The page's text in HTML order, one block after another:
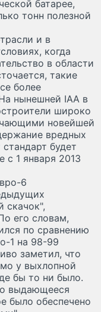
батарее,
тонн полезной
и в
когда
в области
такие
более
нынешней IAA в
широко
новейшей
вредных
будет
с 1 января 2013
6
скачок",
его словам,
по сравнению
1 на 98-99
заметил, что
у выхлопной
бы то ни было.
выдающееся
было обеспечено